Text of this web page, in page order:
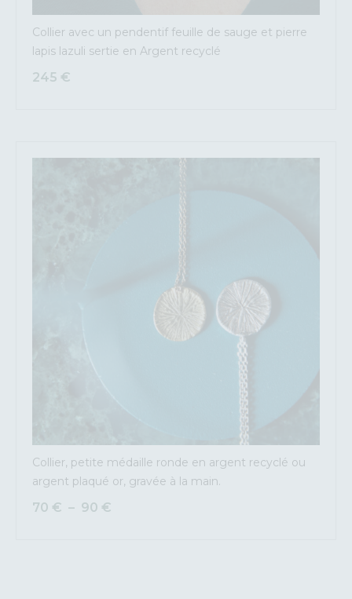
Collier avec un pendentif feuille de sauge et pierre
lapis lazuli sertie en Argent recyclé
245 €
Collier, petite médaille ronde en argent recyclé ou
argent plaqué or, gravée à la main.
70 € – 90 €